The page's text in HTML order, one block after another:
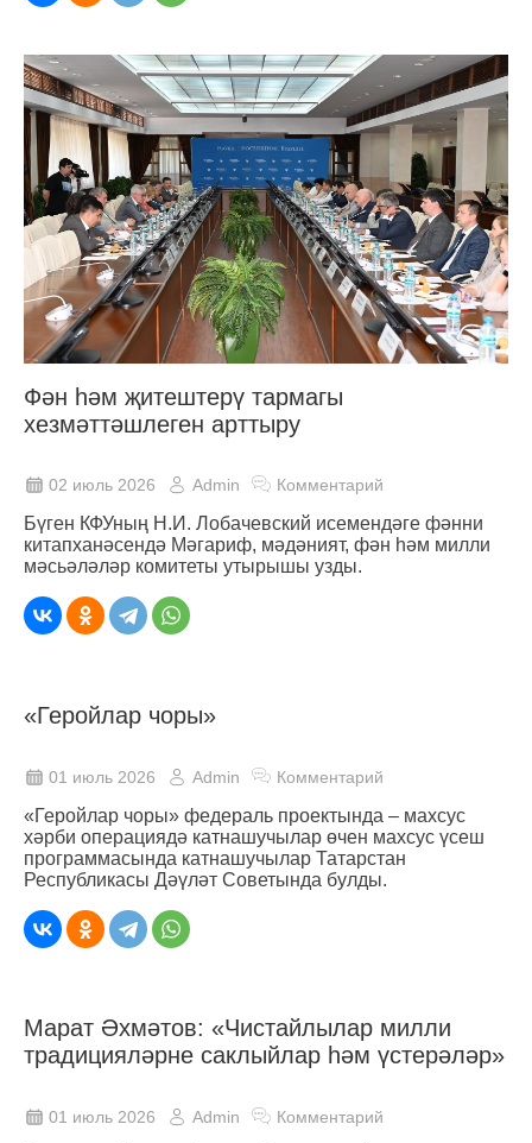
Фән һәм җитештерү тармагы
хезмәттәшлеген арттыру
02 июль 2026 Admin Комментарий
Бүген КФУның Н.И. Лобачевский исемендәге фәнни
китапханәсендә Мәгариф, мәдәният, фән һәм милли
мәсьәләләр комитеты утырышы узды.
«Геройлар чоры»
01 июль 2026 Admin Комментарий
«Геройлар чоры» федераль проектында – махсус
хәрби операциядә катнашучылар өчен махсус үсеш
программасында катнашучылар Татарстан
Республикасы Дәүләт Советында булды.
Марат Әхмәтов: «Чистайлылар милли
традицияләрне саклыйлар һәм үстерәләр»
01 июль 2026 Admin Комментарий